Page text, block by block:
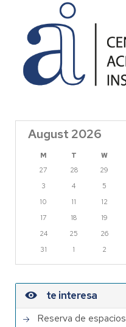
August 2026
M T W
27
28 29
3
4 5
10
11 12
17
18 19
24
25 26
31
1 2
te interesa
Reserva de espacios